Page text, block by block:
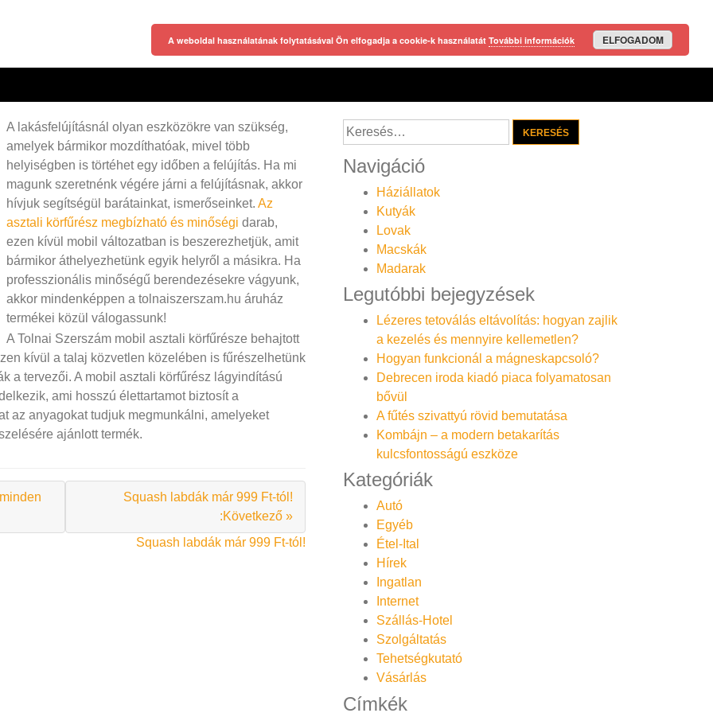
A lakásfelújításnál olyan eszközökre van szükség,
amelyek bármikor mozdíthatóak, mivel több
helyiségben is törtéhet egy időben a felújítás. Ha mi
magunk szeretnénk végére járni a felújításnak, akkor
hívjuk segítségül barátainkat, ismerőseinket. Az
asztali körfűrész megbízható és minőségi darab,
ezen kívül mobil változatban is beszerezhetjük, amit
bármikor áthelyezhetünk egyik helyről a másikra. Ha
professzionális minőségű berendezésekre vágyunk,
akkor mindenképpen a tolnaiszerszam.hu áruház
termékei közül válogassunk!
A Tolnai Szerszám mobil asztali körfűrésze behajtott
kívül a talaj közvetlen közelében is fűrészelhetünk
a tervezői. A mobil asztali körfűrész lágyindítású
ami hosszú élettartamot biztosít a
az anyagokat tudjuk megmunkálni, amelyeket
ajánlott termék.
Squash labdák már 999 Ft-tól!
:Következő »
Squash labdák már 999 Ft-tól!
Keresés:
Navigáció
Háziállatok
Kutyák
Lovak
Macskák
Madarak
Legutóbbi bejegyzések
Lézeres tetoválás eltávolítás: hogyan zajlik
a kezelés és mennyire kellemetlen?
Hogyan funkcionál a mágneskapcsoló?
Debrecen iroda kiadó piaca folyamatosan
bővül
A fűtés szivattyú rövid bemutatása
Kombájn – a modern betakarítás
kulcsfontosságú eszköze
Kategóriák
Autó
Egyéb
Étel-Ital
Hírek
Ingatlan
Internet
Szállás-Hotel
Szolgáltatás
Tehetségkutató
Vásárlás
Címkék
A weboldal használatának folytatásával Ön elfogadja a cookie-k használatát További információk ELFOGADOM